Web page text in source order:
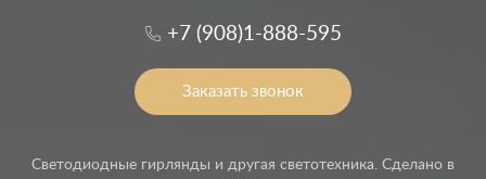
+7 (908)1-888-595
Заказать звонок
Светодиодные гирлянды и другая светотехника. Сделано в